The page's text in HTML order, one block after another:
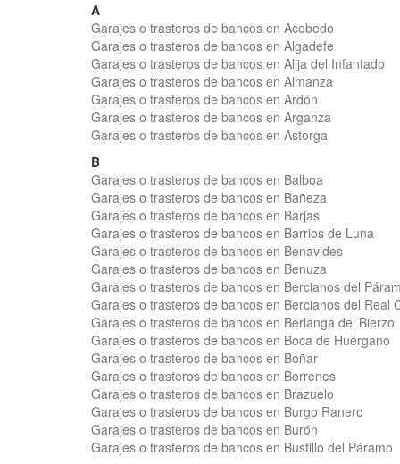
A
Garajes o trasteros de bancos en Acebedo
Garajes o trasteros de bancos en Algadefe
Garajes o trasteros de bancos en Alija del Infantado
Garajes o trasteros de bancos en Almanza
Garajes o trasteros de bancos en Ardón
Garajes o trasteros de bancos en Arganza
Garajes o trasteros de bancos en Astorga
B
Garajes o trasteros de bancos en Balboa
Garajes o trasteros de bancos en Bañeza
Garajes o trasteros de bancos en Barjas
Garajes o trasteros de bancos en Barrios de Luna
Garajes o trasteros de bancos en Benavides
Garajes o trasteros de bancos en Benuza
Garajes o trasteros de bancos en Bercianos del
Garajes o trasteros de bancos en Bercianos del Real
Garajes o trasteros de bancos en Berlanga del Bierzo
Garajes o trasteros de bancos en Boca de Huérgano
Garajes o trasteros de bancos en Boñar
Garajes o trasteros de bancos en Borrenes
Garajes o trasteros de bancos en Brazuelo
Garajes o trasteros de bancos en Burgo Ranero
Garajes o trasteros de bancos en Burón
Garajes o trasteros de bancos en Bustillo del Páramo